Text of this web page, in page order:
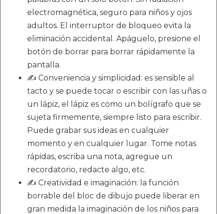
electromagnética, seguro para niños y ojos
adultos. El interruptor de bloqueo evita la
eliminación accidental. Apáguelo, presione el
botón de borrar para borrar rápidamente la
pantalla.
✍ Conveniencia y simplicidad: es sensible al
tacto y se puede tocar o escribir con las uñas o
un lápiz, el lápiz es como un bolígrafo que se
sujeta firmemente, siempre listo para escribir.
Puede grabar sus ideas en cualquier
momento y en cualquier lugar. Tome notas
rápidas, escriba una nota, agregue un
recordatorio, redacte algo, etc.
✍ Creatividad e imaginación: la función
borrable del bloc de dibujo puede liberar en
gran medida la imaginación de los niños para